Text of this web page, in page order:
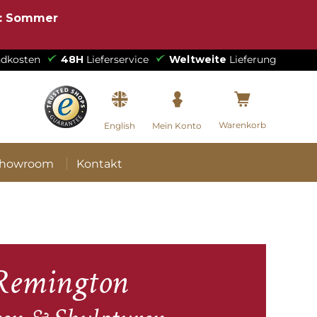
Sommer
48H Lieferservice Weltweite Lieferung
English Mein Konto Warenkorb
Kontakt